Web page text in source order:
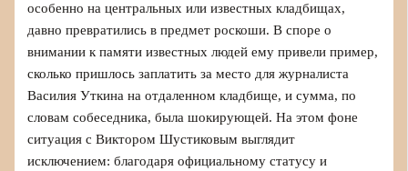
особенно на центральных или известных кладбищах,
давно превратились в предмет роскоши. В споре о
внимании к памяти известных людей ему привели пример,
сколько пришлось заплатить за место для журналиста
Василия Уткина на отдаленном кладбище, и сумма, по
словам собеседника, была шокирующей. На этом фоне
ситуация с Виктором Шустиковым выглядит
исключением: благодаря официальному статусу и